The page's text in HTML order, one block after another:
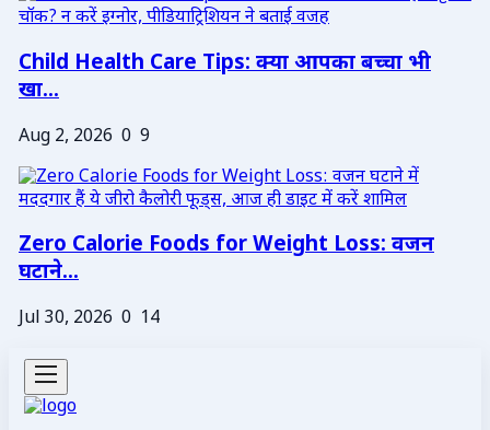
Child Health Care Tips: क्या आपका बच्चा भी
खा...
Aug 2, 2026 0 9
Zero Calorie Foods for Weight Loss: वजन
घटाने...
Jul 30, 2026 0 14